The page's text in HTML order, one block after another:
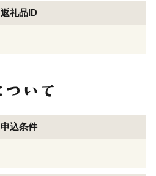
返礼品ID
申込条件